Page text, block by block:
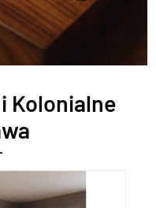
Kolonialne